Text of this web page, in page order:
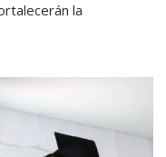
la